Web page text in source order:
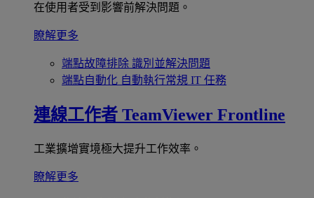
在使用者受到影響前解決問題。
瞭解更多
端點故障排除 識別並解決問題
端點自動化 自動執行常規 IT 任務
連線工作者 TeamViewer Frontline
工業擴增實境極大提升工作效率。
瞭解更多